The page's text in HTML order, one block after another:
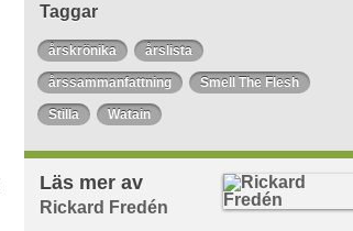
Taggar
årskrönika årslista
årssammanfattning Smell The Flesh
Stilla Watain
Läs mer av
Rickard Fredén